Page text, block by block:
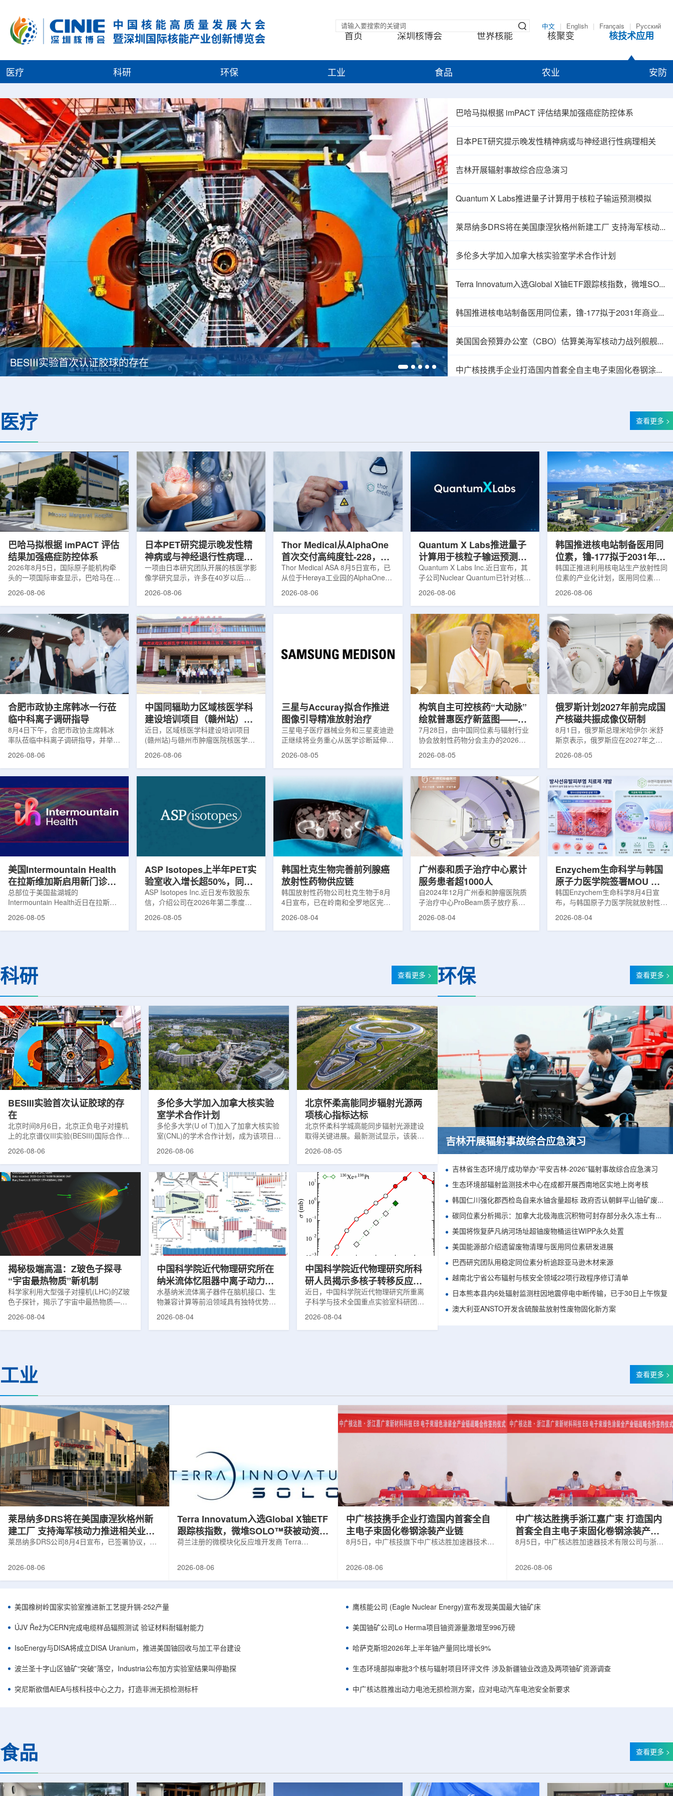
中文 English Français Русский
首页 深圳核博会 世界核能 核聚变 核技术应用
医疗 科研 环保 工业 食品 农业 安防
Thor Medical从AlphaOne首次交付高纯度钍-228，商业供货启动
巴哈马拟根据 imPACT 评估结果加强癌症防控体系
日本PET研究提示晚发性精神病或与神经退行性病理相关
吉林开展辐射事故综合应急演习
Quantum X Labs推进量子计算用于核粒子输运预测模拟
莱昂纳多DRS将在美国康涅狄格州新建工厂 支持海军核动力推进相关业务增长
多伦多大学加入加拿大核实验室学术合作计划
Terra Innovatum入选Global X铀ETF跟踪核指数，微堆SOLO™获被动资金曝光
韩国推进核电站制备医用同位素，镥-177拟于2031年商业化生产
美国国会预算办公室（CBO）估算美海军核动力战列舰舰队总成本2750亿美元
中广核技携手企业打造国内首套全自主电子束固化卷钢涂装产业链
医疗 查看更多 >
巴哈马拟根据 imPACT 评估
结果加强癌症防控体系
2026年8月5日，国际原子能机构牵
头的一项国际审查显示，巴哈马在加
强癌症治疗服务方面具备进一步提升
治疗效果提出了路线图。巴哈马拿骚
玛格丽特公主医院(图片：Pelow
Media/Adobe Stock)这项 imPACT
评估由国际原子能机构、世界卫生组
织/泛美卫生组织和国际癌症研究机
构共同开展，应巴哈马卫生与健康部
请求进行，重点评估该国癌症防控能
力和实际需求。6月9日至11日，专
2026-08-06
日本PET研究提示晚发性精
神病或与神经退行性病理相
关
一项由日本研究团队开展的核医学影
像学研究显示，许多在40岁以后首
次出现幻觉、妄想等精神病性症状的
常沉积。研究纳入37名晚发性精神
病患者和47名年龄匹配的健康对照
者。研究人员采用淀粉样蛋白PET示
踪剂^11C-PiB，以及tau蛋白PET示
踪剂^18F-florzolotau，对受试者大
脑中的β-淀粉样蛋白和tau蛋白积累
情况进行评估。结果显示，晚发性精
2026-08-06
Thor Medical从AlphaOne
首次交付高纯度钍-228，商
业供货启动
Thor Medical ASA 8月5日宣布，已
从位于Herøya工业园的AlphaOne生
产设施完成首批高纯度钍-228(Th-
工业规模制造的开始，首批客户交付
表明公司已完成从产能建设到利用首
2026-08-06
Quantum X Labs推进量子
计算用于核粒子输运预测模
拟
Quantum X Labs Inc.近日宣布，其
子公司Nuclear Quantum已针对核工
业计算模拟中的一项瓶颈提出新方
算密集型场景。据介绍，传统粒子输
运模拟在核医学系统设计中具有重要
作用，但往往需要大量计算资源，并
伴随较长运行时间，影响研发和优化
效率。Nuclear Quantum此次提出的
技术，旨在把物理输运模型转化为量
子电路，使粒子传播和随机游走动力
学能够直接在量子计算框架中表示和
2026-08-06
韩国推进核电站制备医用同
位素，镥-177拟于2031年商
业化生产
韩国正推进利用核电站生产放射性同
位素的产业化计划，医用同位素
镥-177(Lu-177)被列为首个商业化目
产，后续还可能将产品范围扩大至
钴-60、氚-3和氦-3等同位素。Lu-
177是当前全球放射性药物市场中应
用较广的治疗性放射性同位素，可用
于前列腺癌、神经内分泌肿瘤等疾病
相关放射性药物。此前，韩国所需
Lu-177完全依赖进口。由于其半衰
期约为6.6天，从生产、运输到药物
2026-08-06
合肥市政协主席韩冰一行莅
临中科离子调研指导
8月4日下午，合肥市政协主席韩冰
率队莅临中科离子调研指导，并举行
座谈交流。市人大常委会副主任雍凤
中国科学院合肥物质科学研究院副院
长宋云涛，中科离子董事长刘璐，总
经理陈永华，副总经理丁开忠、李
俊、光若怀陪同。韩冰一行详细了解
中科离子产业布局、经营情况，重点
围绕核医疗及高端装备关键技术突
2026-08-06
中国同辐助力区域核医学科
建设培训项目（赣州站）与
赣州市肿瘤医院核医学诊疗
高质量建设项目同步启动
近日，区域核医学科建设培训项目
(赣州站)与赣州市肿瘤医院核医学诊
疗高质量建设项目在赣州市肿瘤医院
任杨传盛主持。赣州市卫生健康委员
会副主任傅伟、中华医学会核医学分
会主任委员汪静、赣州市肿瘤医院党
2026-08-06
三星与Accuray拟合作推进
图像引导精准放射治疗
三星电子医疗器械业务和三星麦迪逊
正继续将业务重心从医学诊断延伸至
治疗领域。8月5日，三星HME美国
书，双方计划围绕基于容积成像的精
准放射治疗解决方案开展合作探讨。
根据意向书，双方拟研究将三星移动
CT扫描仪BodyTom与Accuray机器
人放射外科平台CyberKnife相结合。
该合作方向旨在把高分辨率三维成像
能力与图像引导机器人放射外科技术
连接起来，使医务人员能够更准确地
2026-08-05
构筑自主可控核药“大动脉”
绘就普惠医疗新蓝图——专
访中国同辐总工程师、中核
集团首席科学家刘蕴韬
7月28日，由中国同位素与辐射行业
协会放射性药物分会主办的2026年
放射性药物创新发展大会在山西省太
(以下简称：中国同辐)在推动核医疗
科技自立自强与普惠民生方面发挥着
压舱石的作用。在大会间隙，中国同
辐党委委员、总工程师、中核集团首
席科学家刘蕴韬接受记者专访时表
示，中国同辐将加快在建医药中心投
产运行，加快智慧核医学系统布局，
持续缩小城乡核医疗资源差距。同
2026-08-05
俄罗斯计划2027年前完成国
产核磁共振成像仪研制
8月1日，俄罗斯总理米哈伊尔·米舒
斯京表示，俄罗斯应在2027年之前
完成国产核磁共振成像仪的研制工
察中心已安装的磁共振成像设备时，
他向俄罗斯卫生部长米哈伊尔·穆拉
什科询问国产设备研发情况。穆拉什
科表示，相关研发工作正由俄罗斯国
家原子能公司推进，并称该设备预计
将在明年完成。米舒斯京随后表示，
希望俄罗斯明年能够拥有本国研制的
核磁共振成像仪。该设备若按计划
2026-08-05
美国Intermountain Health
在拉斯维加斯启用新门诊诊
所，配置PET/CT和直线加
速器
总部位于美国盐湖城的
Intermountain Health近日在拉斯维
加斯西南部启用一座新的门诊诊所。
开放日活动后正式开放。该诊所整合
了此前分布在拉斯维加斯谷多个地点
疗服务。根据介绍，诊所服务范围包
括成人及...
2026-08-05
ASP Isotopes上半年PET实
验室收入增长超50%，同位
素浓缩设施推进商业生产
ASP Isotopes Inc.近日发布致股东
信，介绍公司在2026年第二季度财
务业绩公布前各业务板块的运营进
入商业生产前的最后阶段，预计将在
2026年下半年交...
2026-08-05
韩国杜克生物完善前列腺癌
放射性药物供应链
韩国放射性药物公司杜克生物于8月
4日宣布，已在岭南和全罗地区完成
前列腺癌诊断用放射性药物
病率排名第六位的疾病;伴随PSMA靶
向治疗的日益普及，对前列腺癌治...
2026-08-04
广州泰和质子治疗中心累计
服务患者超1000人
自2024年12月广州泰和肿瘤医院质
子治疗中心ProBeam质子放疗系统
正式投入临床应用以来，该中心在
19个月。相关对比包括：美国埃默
里质子治疗中心自2018年12月启动
时约2年;英国伦敦大学学院医院质子
中心自2021...
2026-08-04
Enzychem生命科学与韩国
原子力医学院签署MOU 合
作开发放射性皮炎治疗剂
韩国Enzychem生命科学8月4日宣
布，与韩国原子力医学院就放射性皮
炎(Radiation-Induced Dermatitis)治
中最常见的治疗相关副作用之一，表
现为皮肤红斑、疼痛、瘙痒、脱皮等
治疗过程产生负面影响。该治疗剂近
2026-08-04
科研 查看更多 >
BESIII实验首次认证胶球的存
在
北京时间8月6日，北京正负电子对撞机
上的北京谱仪III实验(BESIII)国际合作组
经过15年的持续研究，BESIII实验建立
了证明胶球存在的完整证据链，解开了
困扰学术界近半个世纪的胶球存在之
谜。该发现不仅为量子色动力学理论提
供了决定性验证，也表明一类全新物质
形态——纯由力构成的物质的存在。原
子核由质子和中子组成，质子和中子又
由夸克组成。夸克之间靠胶子传递强相
互...
2026-08-06
多伦多大学加入加拿大核实验
室学术合作计划
多伦多大学(U of T)加入了加拿大核实验
室(CNL)的学术合作计划，成为该项目中
究。在施瓦茨·赖斯曼创新园区举行了签
约仪式，标志着多伦多大学、加拿大核
实验室和原子能公司有限公司(AECL)正
式确立了合作关系。该学术合作计划将
为参学院校提供进入国家级实验室基础
设施、技术和专业知识的渠道，合作领
域涵盖清洁能源、医疗健康、环境修复
以及国家安全等多个方面。此次...
2026-08-06
北京怀柔高能同步辐射光源两
项核心指标达标
北京怀柔科学城高能同步辐射光源建设
取得关键进展。最新测试显示，该装置
步。这两项指标直接决定光源能否为科
研用户提供稳定、高品质的X光束，也是
装置性能评估中的核心参数。自2025年
9月29日加速器达到验收指标后，项目团
队在试运行过程中持续调校设备、优化
束流状态。经过约9个月改进，装置关键
性能明显提升。储存环可理解为高能电
子运行的环形轨道，全长约1360米。
177...
2026-08-05
揭秘极端高温：Z玻色子探寻
“宇宙最热物质”新机制
科学家利用大型强子对撞机(LHC)的Z玻
色子探针，揭示了宇宙中最热物质——
夸克-胶子等离子体(QGP)如何吸收能量
相互作用，它能够几乎不受影响地穿过
等离子体，精确记录初始状态的信息。
克在...
2026-08-04
中国科学院近代物理研究所在
纳米流体忆阻器中离子动力学
调控研究方面获新进展
水基纳米流体离子器件在脑机接口、生
物兼容计算等前沿领域具有独特优势。
近期，中国科学院近代物理研究所重离
2026-08-04
中国科学院近代物理研究所科
研人员揭示多核子转移反应中
壳效应的双向作用机制
近日，中国科学院近代物理研究所重离
子科学与技术全国重点实验室科研团队
与合作者揭示了壳效应在多核子转移反
2026-08-04
环保 查看更多 >
吉林开展辐射事故综合应急演习
吉林省生态环境厅成功举办“平安吉林-2026”辐射事故综合应急演习
生态环境部辐射监测技术中心在成都开展西南地区实地上岗考核
韩国仁川强化郡西检岛自来水铀含量超标 政府否认朝鲜平山铀矿废水影响
碳同位素分析揭示：加拿大北极海底沉积物可封存部分永久冻土有机碳
美国将恢复萨凡纳河场址超铀废物桶运往WIPP永久处置
美国能源部介绍遗留废物清理与医用同位素研发进展
巴西研究团队用稳定同位素分析追踪亚马逊木材来源
越南北宁省公布辐射与核安全领域22项行政程序修订清单
日本熊本县内6处辐射监测柱因地震停电中断传输，已于30日上午恢复
澳大利亚ANSTO开发含硫酸盐放射性废物固化新方案
工业 查看更多 >
莱昂纳多DRS将在美国康涅狄格州新
建工厂 支持海军核动力推进相关业务
增长
莱昂纳多DRS公司8月4日宣布，已签署协议，将
并为公司在核能领域的后续增长提供空间和基础
尔德帕克里奇路120号，占地约14.1087万平方英
尺。工厂建成后，将整合目前分布在康涅狄格州
丹伯里和贝瑟尔三个地点的业务。该设施预计于
2027年初投入使用，若最终设计和租户装修工...
2026-08-06
Terra Innovatum入选Global X铀ETF
跟踪核指数，微堆SOLO™获被动资金
曝光
荷兰注册的微模块化反应堆开发商 Terra
Arca: URA，资管超50亿美元)的跟踪基准，本次
与 Cameco、Kazatomprom、Centrus、Oklo、
NuScale、X-energy、三菱重...
2026-08-06
中广核技携手企业打造国内首套全自
主电子束固化卷钢涂装产业链
8月5日，中广核技旗下中广核达胜加速器技术有
规模化量产工艺能力，双方合力建成国内首套全
整产业链，标志我国彩涂行业正式进入无溶剂、
零VOC(挥发性有机化合物)、常温绿色固化新时
代。中广核达胜与浙江嘉广束签署电子束固化卷
钢涂装战略合作协议电子束固化是...
2026-08-06
中广核达胜携手浙江嘉广束 打造国内
首套全自主电子束固化卷钢涂装产业
链
8月5日，中广核达胜加速器技术有限公司与浙江
艺能力，双方合力建成国内首套全流程自主可
标志我国彩涂行业正式进入无溶剂、零VOC(挥发
性有机化合物)、常温绿色固化新时代。▲中广核
2026-08-06
美国橡树岭国家实验室推进新工艺提升锎-252产量
ÚJV Řež为CERN完成电缆样品辐照测试 验证材料耐辐射能力
IsoEnergy与DISA将成立DISA Uranium，推进美国铀回收与加工平台建设
波兰圣十字山区铀矿“突破”落空，Industria公布加方实验室结果叫停勘探
突尼斯欲借AIEA与核科技中心之力，打造非洲无损检测标杆
鹰核能公司 (Eagle Nuclear Energy)宣布发现美国最大铀矿床
美国铀矿公司Lo Herma项目铀资源量激增至996万磅
哈萨克斯坦2026年上半年铀产量同比增长9%
生态环境部拟审批3个核与辐射项目环评文件 涉及新疆铀业改造及两项铀矿资源调查
中广核达胜推出动力电池无损检测方案，应对电动汽车电池安全新要求
食品 查看更多 >